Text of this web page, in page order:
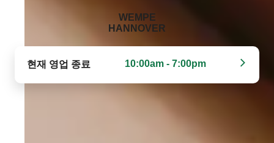
‭WEMPE
HANNOVER‬
현재 영업 종료 10:00am - 7:00pm